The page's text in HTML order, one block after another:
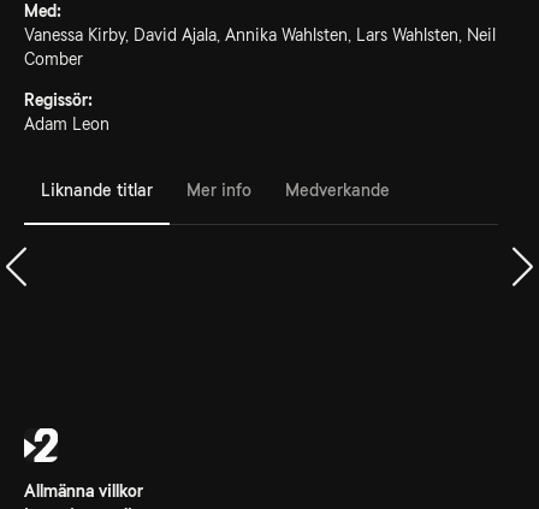
Med:
Vanessa Kirby, David Ajala, Annika Wahlsten, Lars Wahlsten, Neil
Comber
Regissör:
Adam Leon
Liknande titlar Mer info Medverkande
Allmänna villkor